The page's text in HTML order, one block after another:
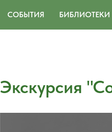
СОБЫТИЯ БИБЛИОТЕКИ
Экскурсия